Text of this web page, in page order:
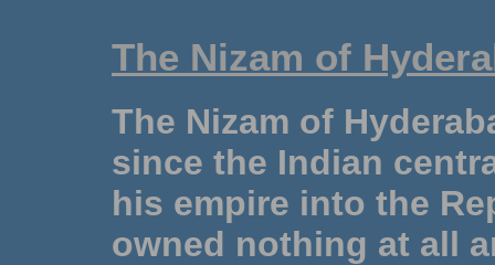
The Nizam of
The Nizam of
since the Indian
his empire into the
owned nothing at all